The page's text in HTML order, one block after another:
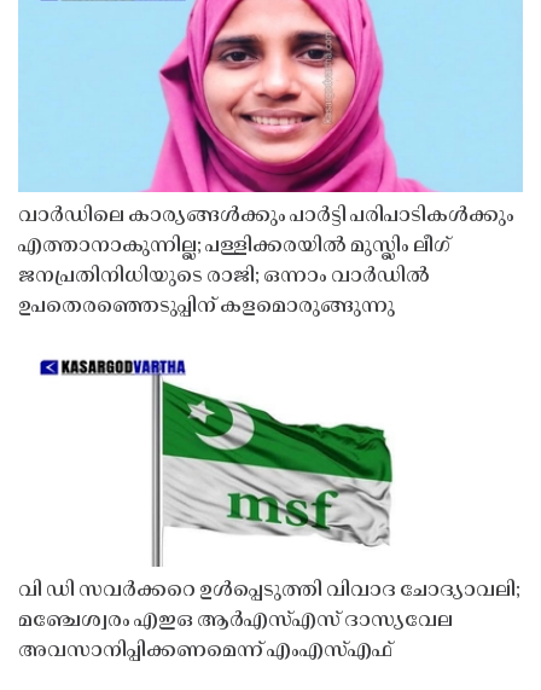
വാർഡിലെ കാര്യങ്ങൾക്കും പാർട്ടി പരിപാടികൾക്കും
എത്താനാകുന്നില്ല; പള്ളിക്കരയിൽ മുസ്ലിം ലീഗ്
ജനപ്രതിനിധിയുടെ രാജി; ഒന്നാം വാർഡിൽ
ഉപതെരഞ്ഞെടുപ്പിന് കളമൊരുങ്ങുന്നു
വി ഡി സവർക്കറെ ഉൾപ്പെടുത്തി വിവാദ ചോദ്യാവലി;
മഞ്ചേശ്വരം എഇഒ ആർഎസ്എസ് ദാസ്യവേല
അവസാനിപ്പിക്കണമെന്ന് എംഎസ്എഫ്